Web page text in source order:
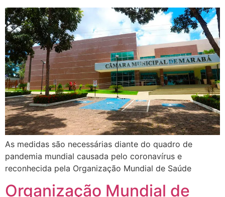
As medidas são necessárias diante do quadro de
pandemia mundial causada pelo coronavírus e
reconhecida pela Organização Mundial de Saúde
Organização Mundial de